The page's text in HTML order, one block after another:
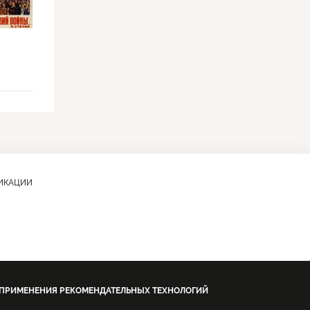
РЕКОМЕНДАТЕЛЬНЫХ ТЕХНОЛОГИЙ